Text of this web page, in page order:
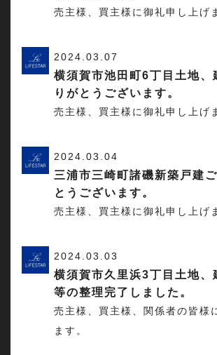
売主様、買主様に御礼申し上げ
2024.03.07
横須賀市池田町6丁目土地、
りがとうございます。
売主様、買主様に御礼申し上げ
2024.03.04
三浦市三崎町諸磯新築戸建
とうございます。
売主様、買主様に御礼申し上げ
2024.03.03
横須賀市久里浜3丁目土地、
等の整理完了しました。
売主様、買主様、関係者の皆様
ます。